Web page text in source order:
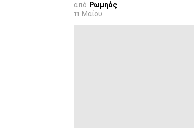
από Ρωμηός
11 Μαΐου